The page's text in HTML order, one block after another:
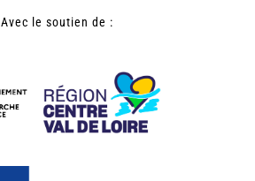
Avec le soutien de :